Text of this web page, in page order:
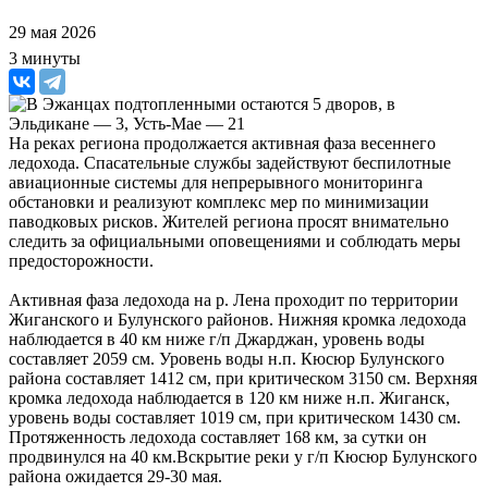
29 мая 2026
3 минуты
На реках региона продолжается активная фаза весеннего
ледохода. Спасательные службы задействуют беспилотные
авиационные системы для непрерывного мониторинга
обстановки и реализуют комплекс мер по минимизации
паводковых рисков. Жителей региона просят внимательно
следить за официальными оповещениями и соблюдать меры
предосторожности.
Активная фаза ледохода на р. Лена проходит по территории
Жиганского и Булунского районов. Нижняя кромка ледохода
наблюдается в 40 км ниже г/п Джарджан, уровень воды
составляет 2059 см. Уровень воды н.п. Кюсюр Булунского
района составляет 1412 см, при критическом 3150 см. Верхняя
кромка ледохода наблюдается в 120 км ниже н.п. Жиганск,
уровень воды составляет 1019 см, при критическом 1430 см.
Протяженность ледохода составляет 168 км, за сутки он
продвинулся на 40 км.Вскрытие реки у г/п Кюсюр Булунского
района ожидается 29-30 мая.